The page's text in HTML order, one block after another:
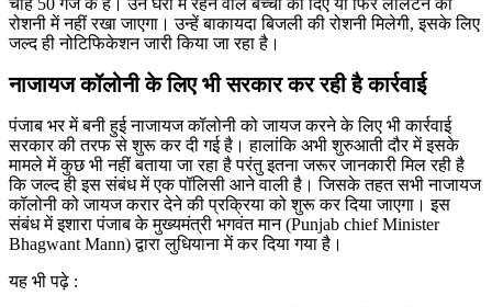
चाहे 50 गज के हैं। उन घरों में रहने वाले बच्चों को दिए या फिर लालटेन की
रोशनी में नहीं रखा जाएगा। उन्हें बाकायदा बिजली की रोशनी मिलेगी, इसके लिए
जल्द ही नोटिफिकेशन जारी किया जा रहा है।
नाजायज कॉलोनी के लिए भी सरकार कर रही है कार्रवाई
पंजाब भर में बनी हुई नाजायज कॉलोनी को जायज करने के लिए भी कार्रवाई
सरकार की तरफ से शुरू कर दी गई है। हालांकि अभी शुरुआती दौर में इसके
मामले में कुछ भी नहीं बताया जा रहा है परंतु इतना जरूर जानकारी मिल रही है
कि जल्द ही इस संबंध में एक पॉलिसी आने वाली है। जिसके तहत सभी नाजायज
कॉलोनी को जायज करार देने की प्रक्रिया को शुरू कर दिया जाएगा। इस
संबंध में इशारा पंजाब के मुख्यमंत्री भगवंत मान (Punjab chief Minister
Bhagwant Mann) द्वारा लुधियाना में कर दिया गया है।
यह भी पढ़े :